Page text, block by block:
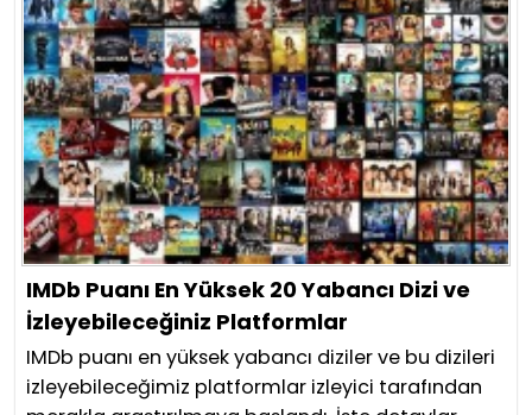
IMDb Puanı En Yüksek 20 Yabancı Dizi ve
İzleyebileceğiniz Platformlar
IMDb puanı en yüksek yabancı diziler ve bu dizileri
izleyebileceğimiz platformlar izleyici tarafından